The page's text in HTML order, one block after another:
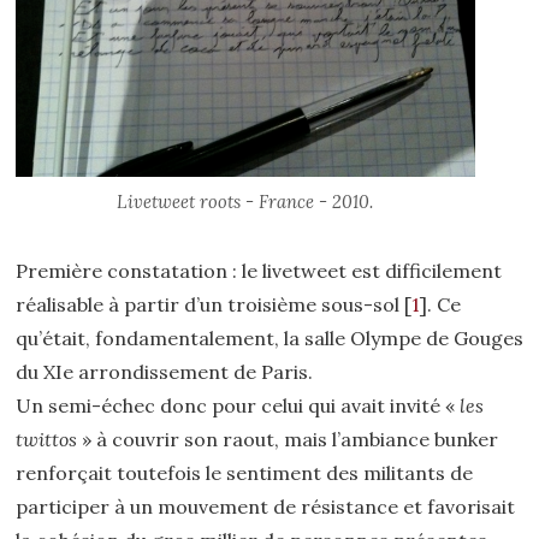
Livetweet roots - France - 2010.
Première constatation : le livetweet est difficilement
réalisable à partir d’un troisième sous-sol [1]. Ce
qu’était, fondamentalement, la salle Olympe de Gouges
du XIe arrondissement de Paris.
Un semi-échec donc pour celui qui avait invité « les
twittos » à couvrir son raout, mais l’ambiance bunker
renforçait toutefois le sentiment des militants de
participer à un mouvement de résistance et favorisait